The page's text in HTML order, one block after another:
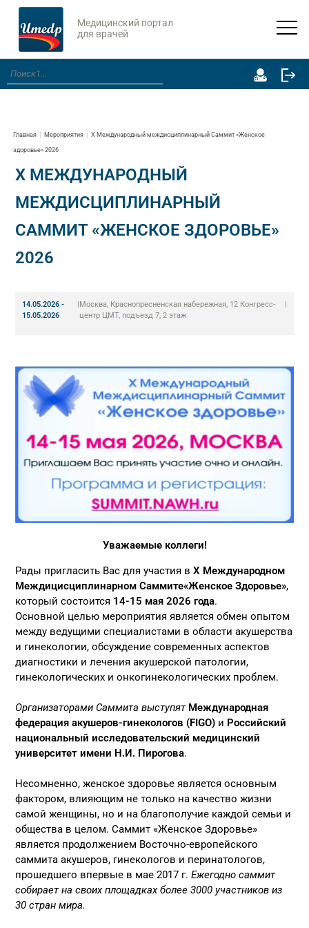
Медицинский портал
для врачей
Главная Мероприятия X Международный междисциплинарный Саммит «Женское
здоровье» 2026
X МЕЖДУНАРОДНЫЙ
МЕЖДИСЦИПЛИНАРНЫЙ
САММИТ «ЖЕНСКОЕ ЗДОРОВЬЕ»
2026
14.05.2026 -
15.05.2026
|Москва, Краснопресненская набережная, 12 Конгресс-
центр ЦМТ, подъезд 7, 2 этаж
|
Уважаемые коллеги!
Рады пригласить Вас для участия вX Международном
Междицисциплинарном Саммите«Женское Здоровье»,
который состоится 14-15 мая 2026 года.
Основной целью мероприятия является обмен опытом
между ведущими специалистами в области акушерства
и гинекологии, обсуждение современных аспектов
диагностики и лечения акушерской патологии,
гинекологических и онкогинекологических проблем.
Организаторами Саммита выступят Международная
федерация акушеров-гинекологов (FIGO) и Российский
национальный исследовательский медицинский
университет имени Н.И. Пирогова.
Несомненно, женское здоровье является основным
фактором, влияющим не только на качество жизни
самой женщины, но и на благополучие каждой семьи и
общества в целом. Саммит «Женское Здоровье»
является продолжением Восточно-европейского
саммита акушеров, гинекологов и перинатологов,
прошедшего впервые в мае 2017 г.Ежегодно саммит
собирает на своих площадках более 3000 участников из
30 стран мира.